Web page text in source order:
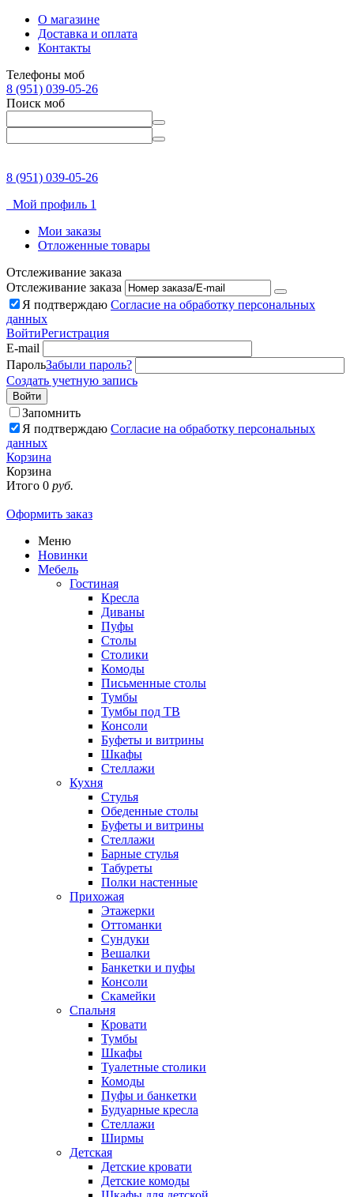
О магазине
Доставка и оплата
Контакты
Телефоны моб
8 (951) 039-05-26
Поиск моб
8 (951) 039-05-26
Мой профиль 1
Мои заказы
Отложенные товары
Отслеживание заказа
Отслеживание заказа
Я подтверждаю Согласие на обработку персональных
данных
ВойтиРегистрация
E-mail
ПарольЗабыли пароль?
Создать учетную запись
Войти
Запомнить
Я подтверждаю Согласие на обработку персональных
данных
Корзина
Корзина
Итого 0 руб.
Оформить заказ
Меню
Новинки
Мебель
Гостиная
Кресла
Диваны
Пуфы
Столы
Столики
Комоды
Письменные столы
Тумбы
Тумбы под ТВ
Консоли
Буфеты и витрины
Шкафы
Стеллажи
Кухня
Стулья
Обеденные столы
Буфеты и витрины
Стеллажи
Барные стулья
Табуреты
Полки настенные
Прихожая
Этажерки
Оттоманки
Сундуки
Вешалки
Банкетки и пуфы
Консоли
Скамейки
Спальня
Кровати
Тумбы
Шкафы
Туалетные столики
Комоды
Пуфы и банкетки
Будуарные кресла
Стеллажи
Ширмы
Детская
Детские кровати
Детские комоды